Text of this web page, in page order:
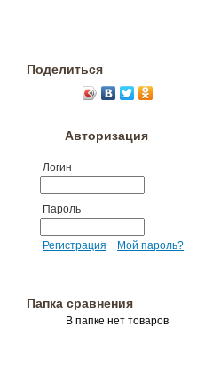
Поделиться
Авторизация
Логин
Пароль
Регистрация Мой пароль?
Папка сравнения
В папке нет товаров